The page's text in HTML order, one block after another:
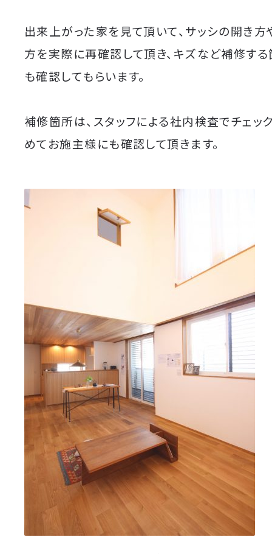
出来上がった家を見て頂いて、サッシの開き
方を実際に再確認して頂き、キズなど補修す
も確認してもらいます。
補修箇所は、スタッフによる社内検査でチェッ
めてお施主様にも確認して頂きます。